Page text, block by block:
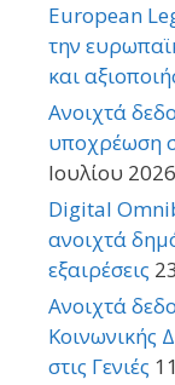
European
την
και
Ανοιχτά
υποχρέωση
Ιουλίου 2026
Digital
ανοιχτά
εξαιρέσεις
Ανοιχτά
Κοινωνικής
στις Γενιές